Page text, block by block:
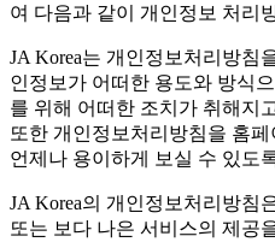
여 다음과 같이 개인정보 처리
JA Korea는 개인정보처리방침
인정보가 어떠한 용도와 방식
를 위해 어떠한 조치가 취해지
또한 개인정보처리방침을 홈
언제나 용이하게 보실 수 있도
JA Korea의 개인정보처리방침
또는 보다 나은 서비스의 제공